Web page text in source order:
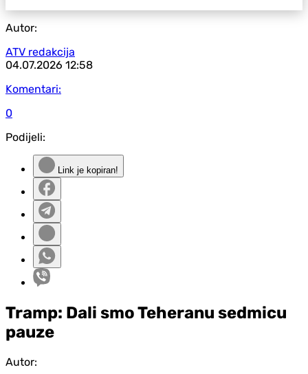
Autor:
ATV redakcija
04.07.2026 12:58
Komentari:
0
Podijeli:
Link je kopiran!
Tramp: Dali smo Teheranu sedmicu
pauze
Autor: